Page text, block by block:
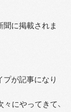
に掲載されま
が記事になり
にやってきて、